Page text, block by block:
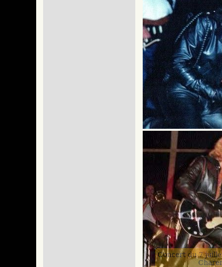
Concert du 7